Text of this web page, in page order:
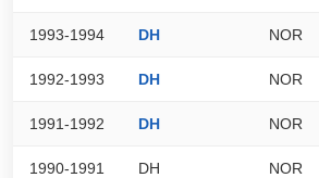
1993-1994 DH NOR
1992-1993 DH NOR
1991-1992 DH NOR
1990-1991 DH NOR